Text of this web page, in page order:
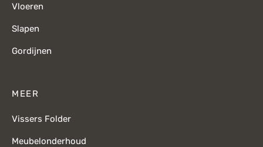
Vloeren
Slapen
Gordijnen
MEER
Vissers Folder
Meubelonderhoud